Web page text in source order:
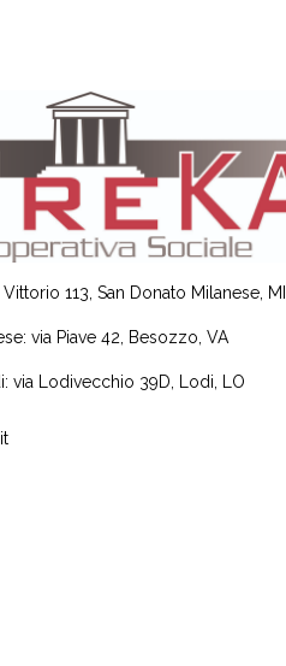
113, San Donato Milanese, MI
via Piave 42, Besozzo, VA
via Lodivecchio 39D, Lodi, LO